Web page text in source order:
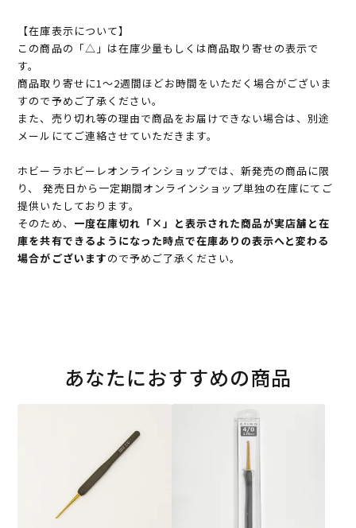
【在庫表示について】
この商品の「△」は在庫少量もしくは商品取り寄せの表示で
す。
商品取り寄せに1～2週間ほどお時間をいただく場合がございま
すので予めご了承ください。
また、売り切れ等の理由で商品をお届けできない場合は、別途
メールにてご連絡させていただきます。
ホビーラホビーレオンラインショップでは、新発売の商品に限
り、 発売日から一定期間オンラインショップ単独の在庫にてご
提供いたしております。
そのため、 一度在庫切れ「×」と表示された商品が実店舗と在
庫を共有できるようになった時点で在庫ありの表示へと変わる
場合がございますので予めご了承ください。
あなたにおすすめの商品